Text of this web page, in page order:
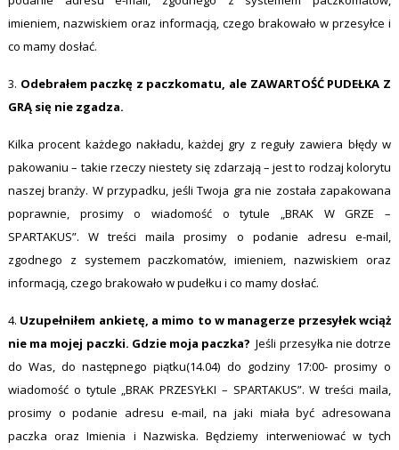
imieniem, nazwiskiem oraz informacją, czego brakowało w przesyłce i
co mamy dosłać.
3. Odebrałem paczkę z paczkomatu, ale ZAWARTOŚĆ PUDEŁKA Z
GRĄ się nie zgadza.
Kilka procent każdego nakładu, każdej gry z reguły zawiera błędy w
pakowaniu – takie rzeczy niestety się zdarzają – jest to rodzaj kolorytu
naszej branży. W przypadku, jeśli Twoja gra nie została zapakowana
poprawnie, prosimy o wiadomość o tytule „BRAK W GRZE –
SPARTAKUS”. W treści maila prosimy o podanie adresu e-mail,
zgodnego z systemem paczkomatów, imieniem, nazwiskiem oraz
informacją, czego brakowało w pudełku i co mamy dosłać.
4. Uzupełniłem ankietę, a mimo to w managerze przesyłek wciąż
nie ma mojej paczki. Gdzie moja paczka? Jeśli przesyłka nie dotrze
do Was, do następnego piątku(14.04) do godziny 17:00- prosimy o
wiadomość o tytule „BRAK PRZESYŁKI – SPARTAKUS”. W treści maila,
prosimy o podanie adresu e-mail, na jaki miała być adresowana
paczka oraz Imienia i Nazwiska. Będziemy interweniować w tych